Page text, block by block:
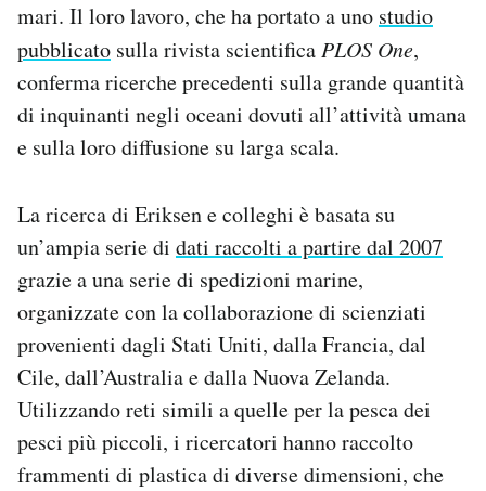
Notifiche mobile
Regala il Post
mari. Il loro lavoro, che ha portato a uno studio
pubblicato sulla rivista scientifica PLOS One,
conferma ricerche precedenti sulla grande quantità
di inquinanti negli oceani dovuti all’attività umana
e sulla loro diffusione su larga scala.
La ricerca di Eriksen e colleghi è basata su
un’ampia serie di dati raccolti a partire dal 2007
grazie a una serie di spedizioni marine,
organizzate con la collaborazione di scienziati
provenienti dagli Stati Uniti, dalla Francia, dal
Cile, dall’Australia e dalla Nuova Zelanda.
Utilizzando reti simili a quelle per la pesca dei
pesci più piccoli, i ricercatori hanno raccolto
frammenti di plastica di diverse dimensioni, che